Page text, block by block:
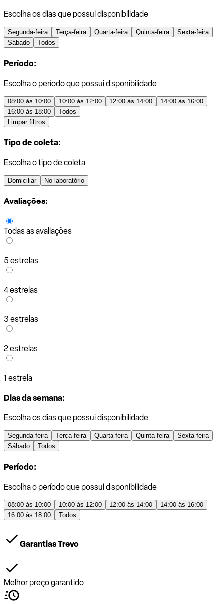
Escolha os dias que possui disponibilidade
Segunda-feira Terça-feira Quarta-feira Quinta-feira
Sexta-feira
Sábado
Todos
Período:
Escolha o período que possui disponibilidade
08:00 às 10:00 10:00 às 12:00 12:00 às 14:00
14:00 às 16:00
16:00 às 18:00
Todos
Limpar filtros
Tipo de coleta:
Escolha o tipo de coleta
Domiciliar No laboratório
Avaliações:
Todas as avaliações
5 estrelas
4 estrelas
3 estrelas
2 estrelas
1 estrela
Dias da semana:
Escolha os dias que possui disponibilidade
Segunda-feira Terça-feira Quarta-feira Quinta-feira
Sexta-feira
Sábado
Todos
Período:
Escolha o período que possui disponibilidade
08:00 às 10:00 10:00 às 12:00 12:00 às 14:00
14:00 às 16:00
16:00 às 18:00
Todos
Garantias Trevo
Melhor preço garantido